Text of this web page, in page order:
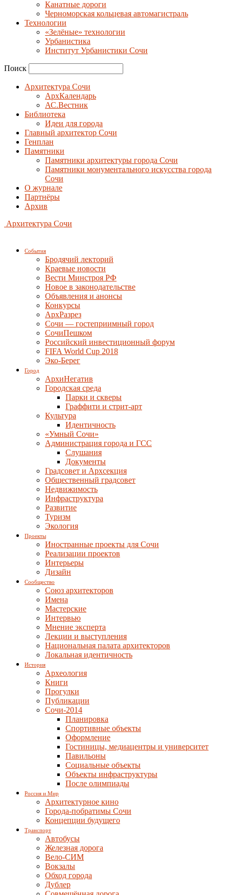
Канатные дороги
Черноморская кольцевая автомагистраль
Технологии
«Зелёные» технологии
Урбанистика
Институт Урбанистики Сочи
Поиск
Архитектура Сочи
АрхКалендарь
АС.Вестник
Библиотека
Идеи для города
Главный архитектор Сочи
Генплан
Памятники
Памятники архитектуры города Сочи
Памятники монументального искусства города
Сочи
О журнале
Партнёры
Архив
Архитектура Сочи
События
Бродячий лекторий
Краевые новости
Вести Минстроя РФ
Новое в законодательстве
Объявления и анонсы
Конкурсы
АрхРазрез
Сочи — гостеприимный город
СочиПешком
Российский инвестиционный форум
FIFA World Cup 2018
Эко-Берег
Город
АрхиНегатив
Городская среда
Парки и скверы
Граффити и стрит-арт
Культура
Идентичность
«Умный Сочи»
Администрация города и ГСС
Слушания
Документы
Градсовет и Архсекция
Общественный градсовет
Недвижимость
Инфраструктура
Развитие
Туризм
Экология
Проекты
Иностранные проекты для Сочи
Реализации проектов
Интерьеры
Дизайн
Сообщество
Союз архитекторов
Имена
Мастерские
Интервью
Мнение эксперта
Лекции и выступления
Национальная палата архитекторов
Локальная идентичность
История
Археология
Книги
Прогулки
Публикации
Сочи-2014
Планировка
Спортивные объекты
Оформление
Гостиницы, медиацентры и университет
Павильоны
Социальные объекты
Объекты инфраструктуры
После олимпиады
Россия и Мир
Архитектурное кино
Города-побратимы Сочи
Концепции будущего
Транспорт
Автобусы
Железная дорога
Вело-СИМ
Вокзалы
Обход города
Дублер